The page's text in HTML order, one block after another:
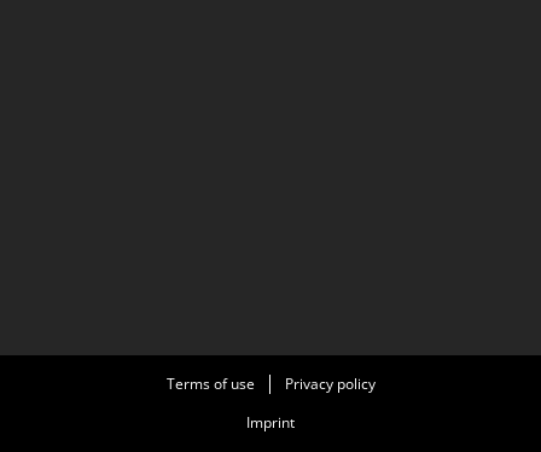
Terms of use
Privacy policy
Imprint